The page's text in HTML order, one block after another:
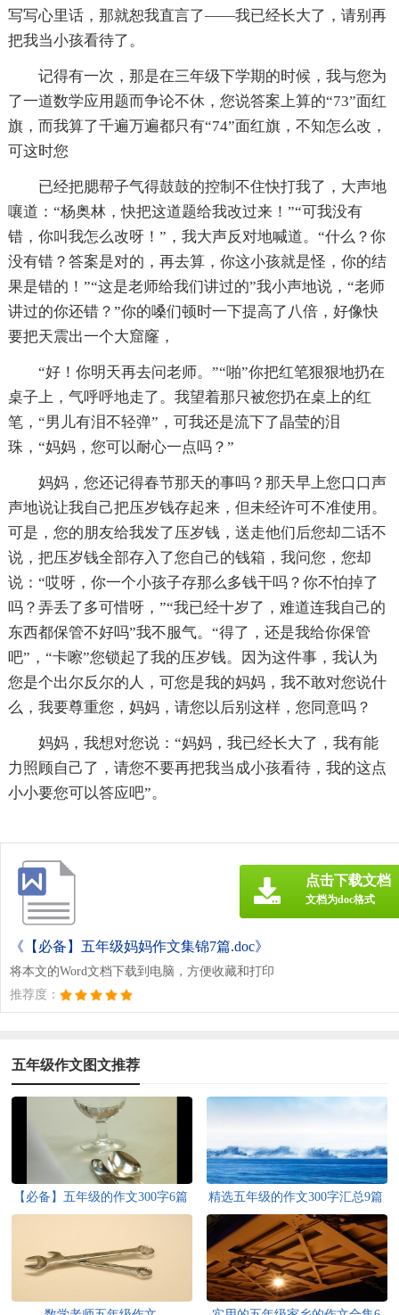
写写心里话，那就恕我直言了——我已经长大了，请别再
把我当小孩看待了。
记得有一次，那是在三年级下学期的时候，我与您为
了一道数学应用题而争论不休，您说答案上算的“73”面红
旗，而我算了千遍万遍都只有“74”面红旗，不知怎么改，
可这时您
已经把腮帮子气得鼓鼓的控制不住快打我了，大声地
嚷道：“杨奥林，快把这道题给我改过来！”“可我没有
错，你叫我怎么改呀！”，我大声反对地喊道。“什么？你
没有错？答案是对的，再去算，你这小孩就是怪，你的结
果是错的！”“这是老师给我们讲过的”我小声地说，“老师
讲过的你还错？”你的嗓们顿时一下提高了八倍，好像快
要把天震出一个大窟窿，
“好！你明天再去问老师。”“啪”你把红笔狠狠地扔在
桌子上，气呼呼地走了。我望着那只被您扔在桌上的红
笔，“男儿有泪不轻弹”，可我还是流下了晶莹的泪
珠，“妈妈，您可以耐心一点吗？”
妈妈，您还记得春节那天的事吗？那天早上您口口声
声地说让我自己把压岁钱存起来，但未经许可不准使用。
可是，您的朋友给我发了压岁钱，送走他们后您却二话不
说，把压岁钱全部存入了您自己的钱箱，我问您，您却
说：“哎呀，你一个小孩子存那么多钱干吗？你不怕掉了
吗？弄丢了多可惜呀，”“我已经十岁了，难道连我自己的
东西都保管不好吗”我不服气。“得了，还是我给你保管
吧”，“卡嚓”您锁起了我的压岁钱。因为这件事，我认为
您是个出尔反尔的人，可您是我的妈妈，我不敢对您说什
么，我要尊重您，妈妈，请您以后别这样，您同意吗？
妈妈，我想对您说：“妈妈，我已经长大了，我有能
力照顾自己了，请您不要再把我当成小孩看待，我的这点
小小要您可以答应吧”。
《【必备】五年级妈妈作文集锦7篇.doc》
将本文的Word文档下载到电脑，方便收藏和打印
推荐度：
点击下载文档
文档为doc格式
五年级作文图文推荐
【必备】五年级的作文300字6篇 精选五年级的作文300字汇总9篇